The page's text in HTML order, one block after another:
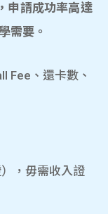
申請成功率高達
需要。
Fee、還卡數、
，毋需收入證